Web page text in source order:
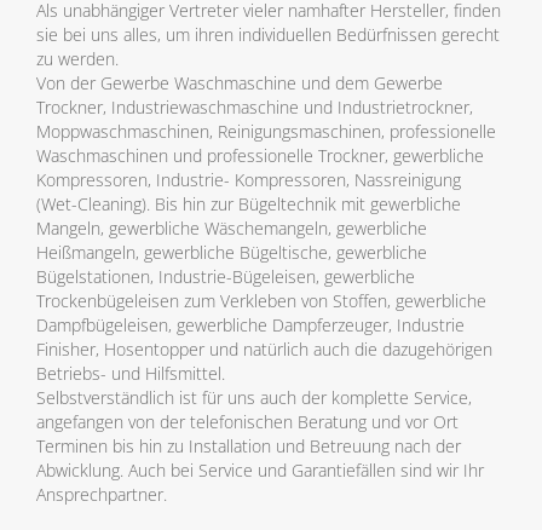
Als unabhängiger Vertreter vieler namhafter Hersteller, finden
sie bei uns alles, um ihren individuellen Bedürfnissen gerecht
zu werden.
Von der Gewerbe Waschmaschine und dem Gewerbe
Trockner, Industriewaschmaschine und Industrietrockner,
Moppwaschmaschinen, Reinigungsmaschinen, professionelle
Waschmaschinen und professionelle Trockner, gewerbliche
Kompressoren, Industrie- Kompressoren, Nassreinigung
(Wet-Cleaning). Bis hin zur Bügeltechnik mit gewerbliche
Mangeln, gewerbliche Wäschemangeln, gewerbliche
Heißmangeln, gewerbliche Bügeltische, gewerbliche
Bügelstationen, Industrie-Bügeleisen, gewerbliche
Trockenbügeleisen zum Verkleben von Stoffen, gewerbliche
Dampfbügeleisen, gewerbliche Dampferzeuger, Industrie
Finisher, Hosentopper und natürlich auch die dazugehörigen
Betriebs- und Hilfsmittel.
Selbstverständlich ist für uns auch der komplette Service,
angefangen von der telefonischen Beratung und vor Ort
Terminen bis hin zu Installation und Betreuung nach der
Abwicklung. Auch bei Service und Garantiefällen sind wir Ihr
Ansprechpartner.